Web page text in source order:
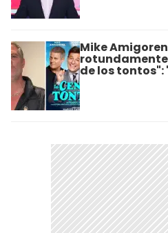
Mike
rotundamente
de los tontos":